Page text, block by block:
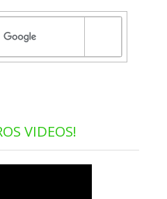
VIDEOS!